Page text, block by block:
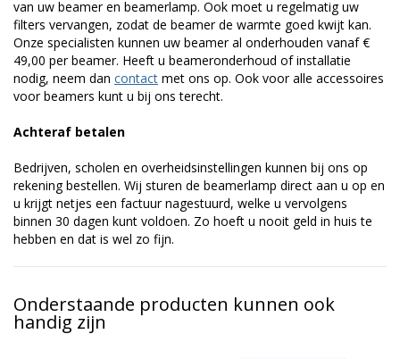
van uw beamer en beamerlamp. Ook moet u regelmatig uw
filters vervangen, zodat de beamer de warmte goed kwijt kan.
Onze specialisten kunnen uw beamer al onderhouden vanaf €
49,00 per beamer. Heeft u beameronderhoud of installatie
nodig, neem dan contact met ons op. Ook voor alle accessoires
voor beamers kunt u bij ons terecht.
Achteraf betalen
Bedrijven, scholen en overheidsinstellingen kunnen bij ons op
rekening bestellen. Wij sturen de beamerlamp direct aan u op en
u krijgt netjes een factuur nagestuurd, welke u vervolgens
binnen 30 dagen kunt voldoen. Zo hoeft u nooit geld in huis te
hebben en dat is wel zo fijn.
Onderstaande producten kunnen ook
handig zijn